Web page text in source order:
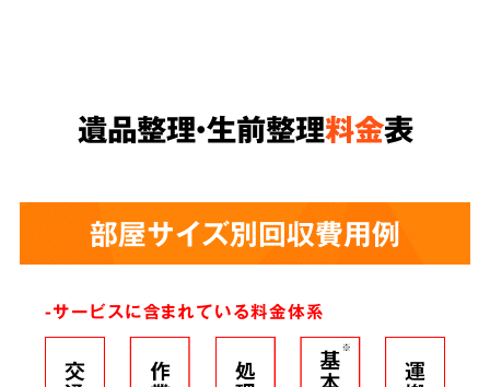
遺品整理・生前整理料金表
部屋サイズ別回収費用例
-サービスに含まれている料金体系